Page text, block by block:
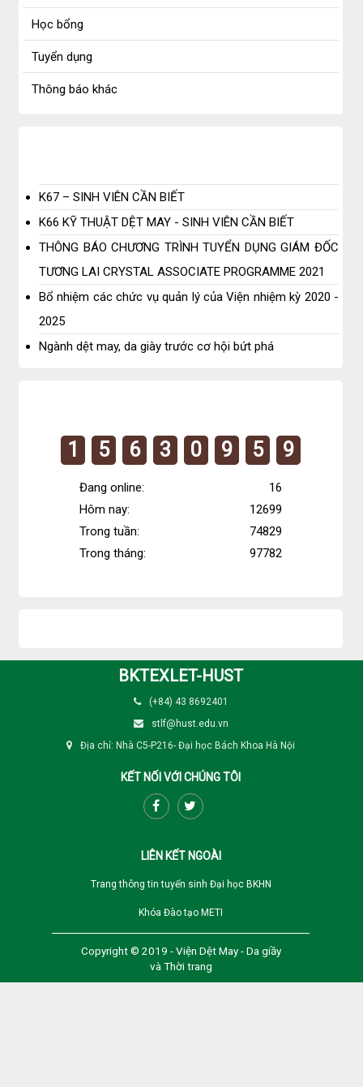
Học bổng
Tuyển dụng
Thông báo khác
K67 – SINH VIÊN CẦN BIẾT
K66 KỸ THUẬT DỆT MAY - SINH VIÊN CẦN BIẾT
THÔNG BÁO CHƯƠNG TRÌNH TUYỂN DỤNG GIÁM ĐỐC
TƯƠNG LAI CRYSTAL ASSOCIATE PROGRAMME 2021
Bổ nhiệm các chức vụ quản lý của Viện nhiệm kỳ 2020 -
2025
Ngành dệt may, da giày trước cơ hội bứt phá
1 5 6 3 0 9 5 9
Đang online:
16
Hôm nay:
12699
Trong tuần:
74829
Trong tháng:
97782
BKTEXLET-HUST
(+84) 43 8692401
stlf@hust.edu.vn
Địa chỉ: Nhà C5-P216- Đại học Bách Khoa Hà Nội
KẾT NỐI VỚI CHÚNG TÔI
LIÊN KẾT NGOÀI
Trang thông tin tuyển sinh Đại học BKHN
Khóa Đào tạo METI
Copyright © 2019 - Viện Dệt May - Da giầy
và Thời trang